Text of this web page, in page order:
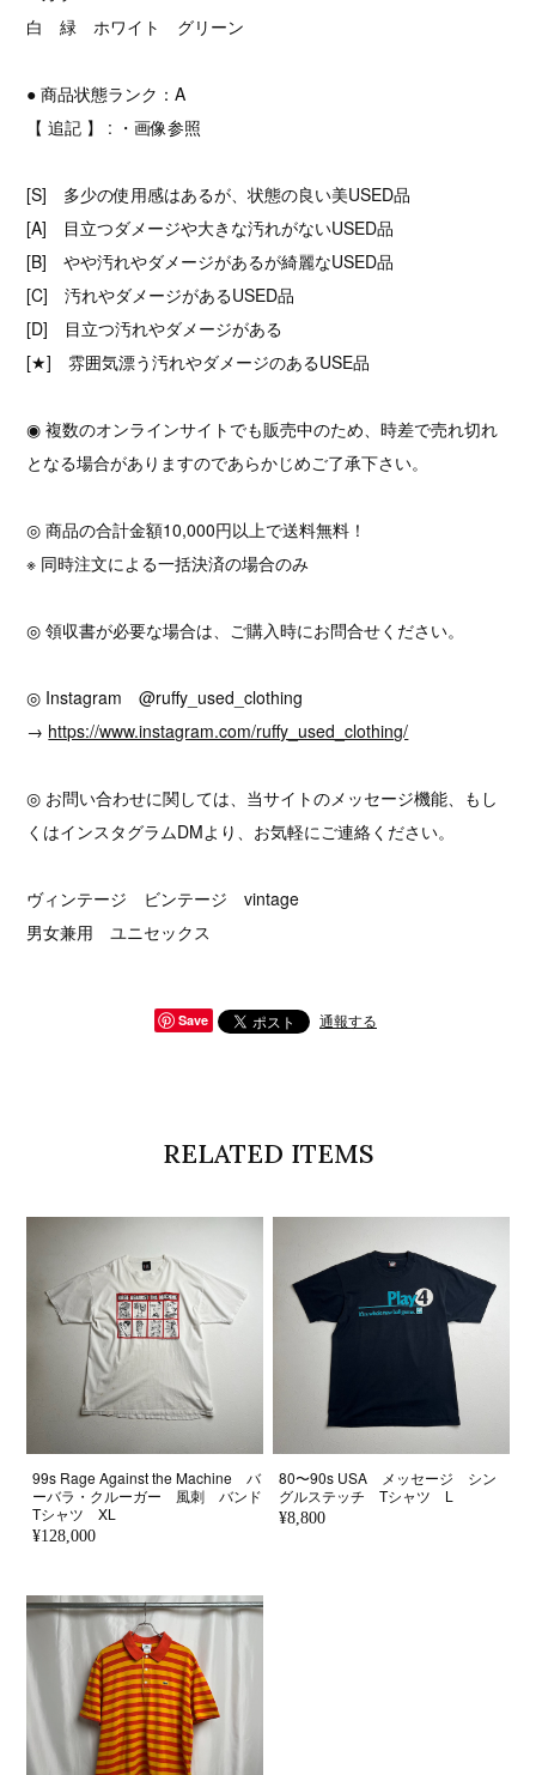
白 緑 ホワイト グリーン
● 商品状態ランク：A
【 追記 】 : ・画像参照
[S] 多少の使用感はあるが、状態の良い美USED品
[A] 目立つダメージや大きな汚れがないUSED品
[B] やや汚れやダメージがあるが綺麗なUSED品
[C] 汚れやダメージがあるUSED品
[D] 目立つ汚れやダメージがある
[★] 雰囲気漂う汚れやダメージのあるUSE品
◉ 複数のオンラインサイトでも販売中のため、時差で売れ切れ
となる場合がありますのであらかじめご了承下さい。
◎ 商品の合計金額10,000円以上で送料無料！
※ 同時注文による一括決済の場合のみ
◎ 領収書が必要な場合は、ご購入時にお問合せください。
◎ Instagram @ruffy_used_clothing
→ https://www.instagram.com/ruffy_used_clothing/
◎ お問い合わせに関しては、当サイトのメッセージ機能、もし
くはインスタグラムDMより、お気軽にご連絡ください。
ヴィンテージ ビンテージ vintage
男女兼用 ユニセックス
Save 通報する
RELATED ITEMS
99s Rage Against the Machine バ
ーバラ・クルーガー 風刺 バンド
Tシャツ XL
¥128,000
80〜90s USA メッセージ シン
グルステッチ Tシャツ L
¥8,800